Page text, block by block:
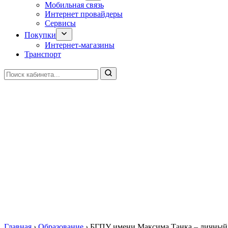
Мобильная связь
Интернет провайдеры
Сервисы
Покупки
Интернет-магазины
Транспорт